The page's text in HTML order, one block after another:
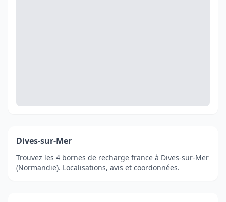
Dives-sur-Mer
Trouvez les 4 bornes de recharge france à Dives-sur-Mer
(Normandie). Localisations, avis et coordonnées.